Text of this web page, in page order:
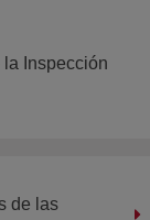
Inspección
de las